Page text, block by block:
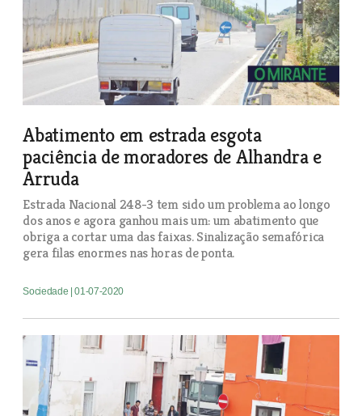
Abatimento em estrada esgota
paciência de moradores de Alhandra e
Arruda
Estrada Nacional 248-3 tem sido um problema ao longo
dos anos e agora ganhou mais um: um abatimento que
obriga a cortar uma das faixas. Sinalização semafórica
gera filas enormes nas horas de ponta.
Sociedade | 01-07-2020